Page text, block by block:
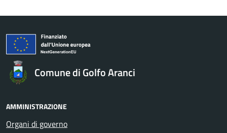
Comune di Golfo Aranci
AMMINISTRAZIONE
Organi di governo